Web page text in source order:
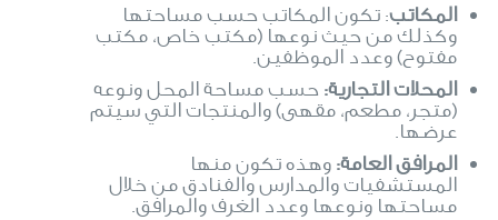
المكاتب: تكون المكاتب حسب مساحتها
وكذلك من حيث نوعها (مكتب خاص، مكتب
مفتوح) وعدد الموظفين.
المحلات التجارية: حسب مساحة المحل ونوعه
(متجر، مطعم، مقهى) والمنتجات التي سيتم
عرضها.
المرافق العامة: وهذه تكون منها
المستشفيات والمدارس والفنادق من خلال
مساحتها ونوعها وعدد الغرف والمرافق.